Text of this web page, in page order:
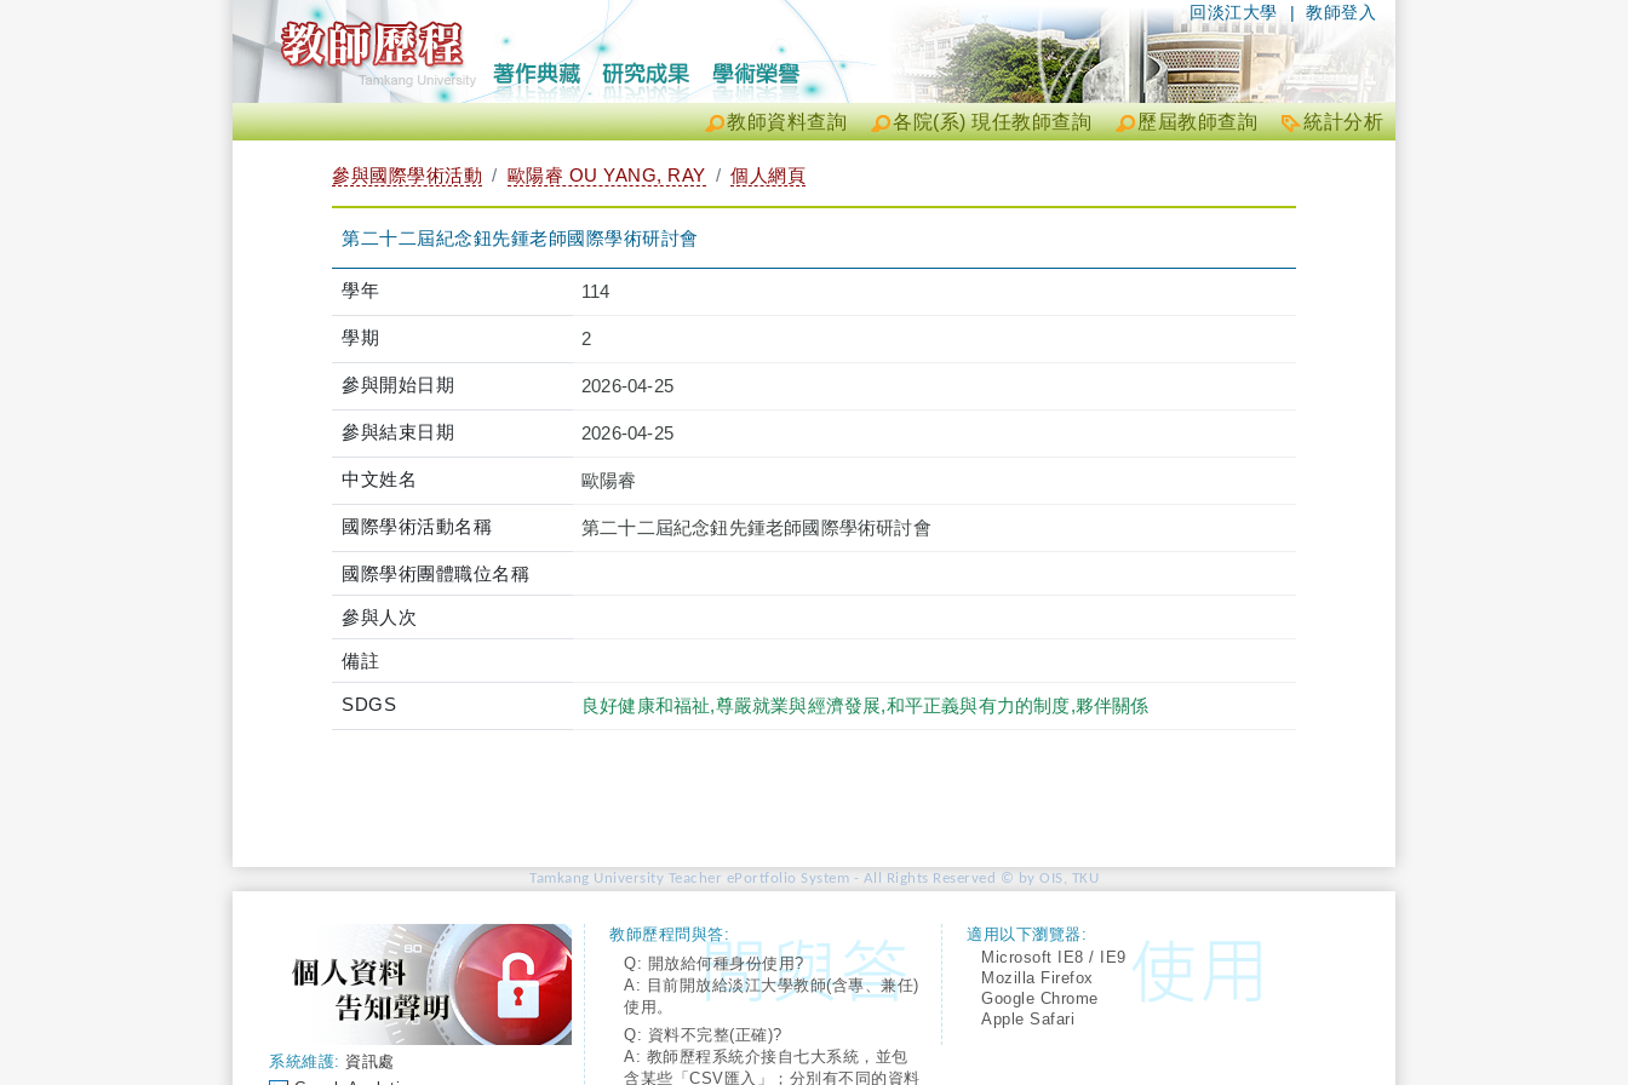
| 教師登入
回淡江大學
統計分析
歷屆教師查詢
各院(系) 現任教師查詢
教師資料查詢
參與國際學術活動 歐陽睿 OU YANG, RAY 個人網頁
第二十二屆紀念鈕先鍾老師國際學術研討會
學年 114
學期 2
參與開始日期 2026-04-25
參與結束日期 2026-04-25
中文姓名 歐陽睿
國際學術活動名稱 第二十二屆紀念鈕先鍾老師國際學術研討會
國際學術團體職位名稱
參與人次
備註
SDGS 良好健康和福祉,尊嚴就業與經濟發展,和平正義與有力的制度,夥伴關係
Tamkang University Teacher ePortfolio System - All Rights Reserved © by OIS, TKU
系統維護: 資訊處
教師歷程問與答:
Q: 開放給何種身份使用?
A: 目前開放給淡江大學教師(含專、兼任)
使用。
Q: 資料不完整(正確)?
A: 教師歷程系統介接自七大系統，並包
含某些「CSV匯入」；分別有不同的資料
適用以下瀏覽器:
Microsoft IE8 / IE9
Mozilla Firefox
Google Chrome
Apple Safari